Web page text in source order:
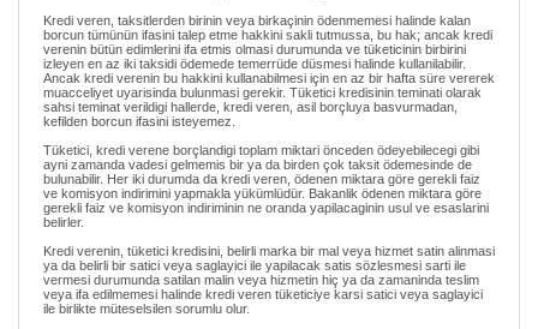
Kredi veren, taksitlerden birinin veya birkaçinin ödenmemesi halinde kalan
borcun tümünün ifasini talep etme hakkini sakli tutmussa, bu hak; ancak kredi
verenin bütün edimlerini ifa etmis olmasi durumunda ve tüketicinin birbirini
izleyen en az iki taksidi ödemede temerrüde düsmesi halinde kullanilabilir.
Ancak kredi verenin bu hakkini kullanabilmesi için en az bir hafta süre vererek
muacceliyet uyarisinda bulunmasi gerekir. Tüketici kredisinin teminati olarak
sahsi teminat verildigi hallerde, kredi veren, asil borçluya basvurmadan,
kefilden borcun ifasini isteyemez.
Tüketici, kredi verene borçlandigi toplam miktari önceden ödeyebilecegi gibi
ayni zamanda vadesi gelmemis bir ya da birden çok taksit ödemesinde de
bulunabilir. Her iki durumda da kredi veren, ödenen miktara göre gerekli faiz
ve komisyon indirimini yapmakla yükümlüdür. Bakanlik ödenen miktara göre
gerekli faiz ve komisyon indiriminin ne oranda yapilacaginin usul ve esaslarini
belirler.
Kredi verenin, tüketici kredisini, belirli marka bir mal veya hizmet satin alinmasi
ya da belirli bir satici veya saglayici ile yapilacak satis sözlesmesi sarti ile
vermesi durumunda satilan malin veya hizmetin hiç ya da zamaninda teslim
veya ifa edilmemesi halinde kredi veren tüketiciye karsi satici veya saglayici
ile birlikte müteselsilen sorumlu olur.